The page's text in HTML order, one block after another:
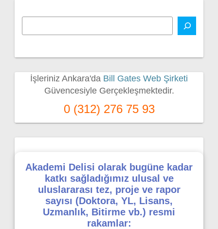
İşleriniz Ankara'da Bill Gates Web Şirketi
Güvencesiyle Gerçekleşmektedir.
0 (312) 276 75 93
Akademi Delisi olarak bugüne kadar
katkı sağladığımız ulusal ve
uluslararası tez, proje ve rapor
sayısı (Doktora, YL, Lisans,
Uzmanlık, Bitirme vb.) resmi
rakamlar: